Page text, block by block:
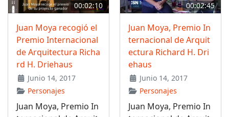
00:02:10
Juan Moya recogió el
Premio Internacional
de Arquitectura Richa
rd H. Driehaus
Junio 14, 2017
Personajes
Juan Moya, Premio In
00:02:45
Juan Moya, Premio In
ternacional de Arquit
ectura Richard H. Dri
ehaus
Junio 14, 2017
Personajes
Juan Moya, Premio In